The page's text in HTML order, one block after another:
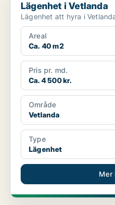
Lägenhet i Vetlanda
Lägenhet att hyra i
Areal
Ca. 40 m2
Pris pr. md.
Ca. 4 500 kr.
Område
Vetlanda
Type
Lägenhet
Mer